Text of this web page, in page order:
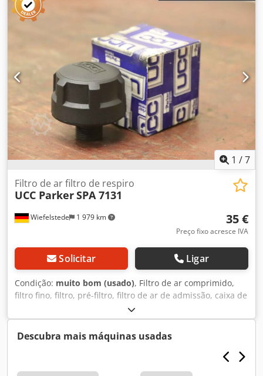
569.0007.31 -Indicador de manutenção: 569000503 -
Dimensões: 530/440/H850 mm -Peso: 28 kg
1 /7
Wiefelstede 1 979 km
Filtro de ar filtro de respiro
UCC ParkerSPA 7131
35 €
Preço fixo acresce IVA
Solicitar Ligar
Condição: muito bom (usado), Filtro de ar comprimido,
filtro fino, filtro, pré-filtro, filtro de ar de admissão, caixa de
filtro de ar, caixa de filtro de ar, filtro de ar do gerador,
filtro de ventilação - Fabricante: UCC Parker, Filtro de ar
Filtro de respiro de ar OVP -Tipo: SPA 7131 AB -Número:
25x filtros de ar disponíveis Chodpfx Asvyqugen Ioa -Preço:
por peça -Dimensões da embalagem: 80/80/H75 mm -Peso:
0,1 kg/peça
Descubra mais máquinas usadas